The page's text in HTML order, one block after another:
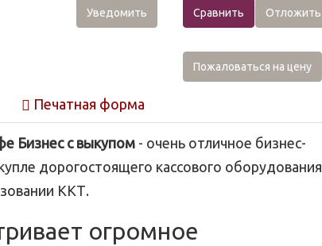
Уведомить Сравнить Отложить
Пожаловаться на цену
Печатная форма
Бизнес с выкупом - очень отличное бизнес-
дорогостоящего кассового оборудования
ККТ.
огромное